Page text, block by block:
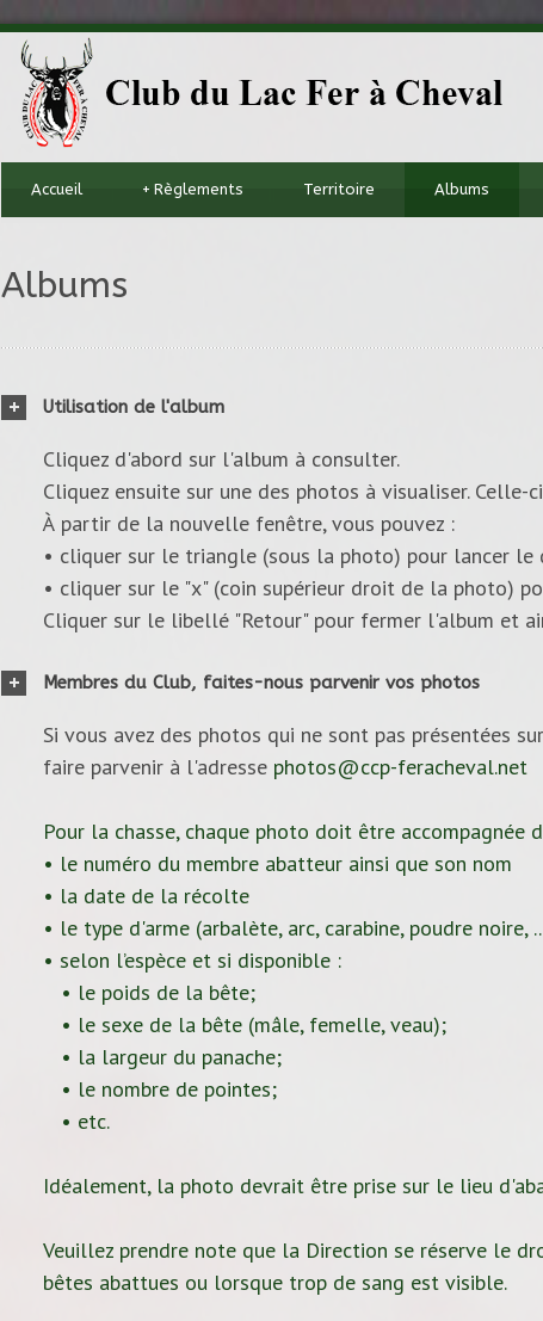
Accueil Règlements
+ Territoire Albums
Albums
Utilisation de l'album
Cliquez d'abord sur l'album à consulter.
Cliquez ensuite sur une des photos à visualiser. Celle-
À partir de la nouvelle fenêtre, vous pouvez :
• cliquer sur le triangle (sous la photo) pour lancer le
• cliquer sur le "x" (coin supérieur droit de la photo)
Cliquer sur le libellé "Retour" pour fermer l'album et
Membres du Club, faites-nous parvenir vos photos
Si vous avez des photos qui ne sont pas présentées
faire parvenir à l'adresse photos@ccp-feracheval.net
Pour la chasse, chaque photo doit être accompagnée
• le numéro du membre abatteur ainsi que son nom
• la date de la récolte
• le type d'arme (arbalète, arc, carabine, poudre noire,
• selon l’espèce et si disponible :
• le poids de la bête;
• le sexe de la bête (mâle, femelle, veau);
• la largeur du panache;
• le nombre de pointes;
• etc.
Idéalement, la photo devrait être prise sur le lieu
Veuillez prendre note que la Direction se réserve le
bêtes abattues ou lorsque trop de sang est visible.